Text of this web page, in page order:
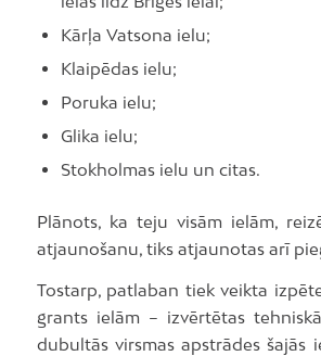
Kārļa Vatsona ielu;
Klaipēdas ielu;
Poruka ielu;
Glika ielu;
Stokholmas ielu un citas.
Plānots, ka teju visām ielām,
atjaunošanu, tiks atjaunotas arī
Tostarp, patlaban tiek veikta
grants ielām – izvērtētas
dubultās virsmas apstrādes šajās